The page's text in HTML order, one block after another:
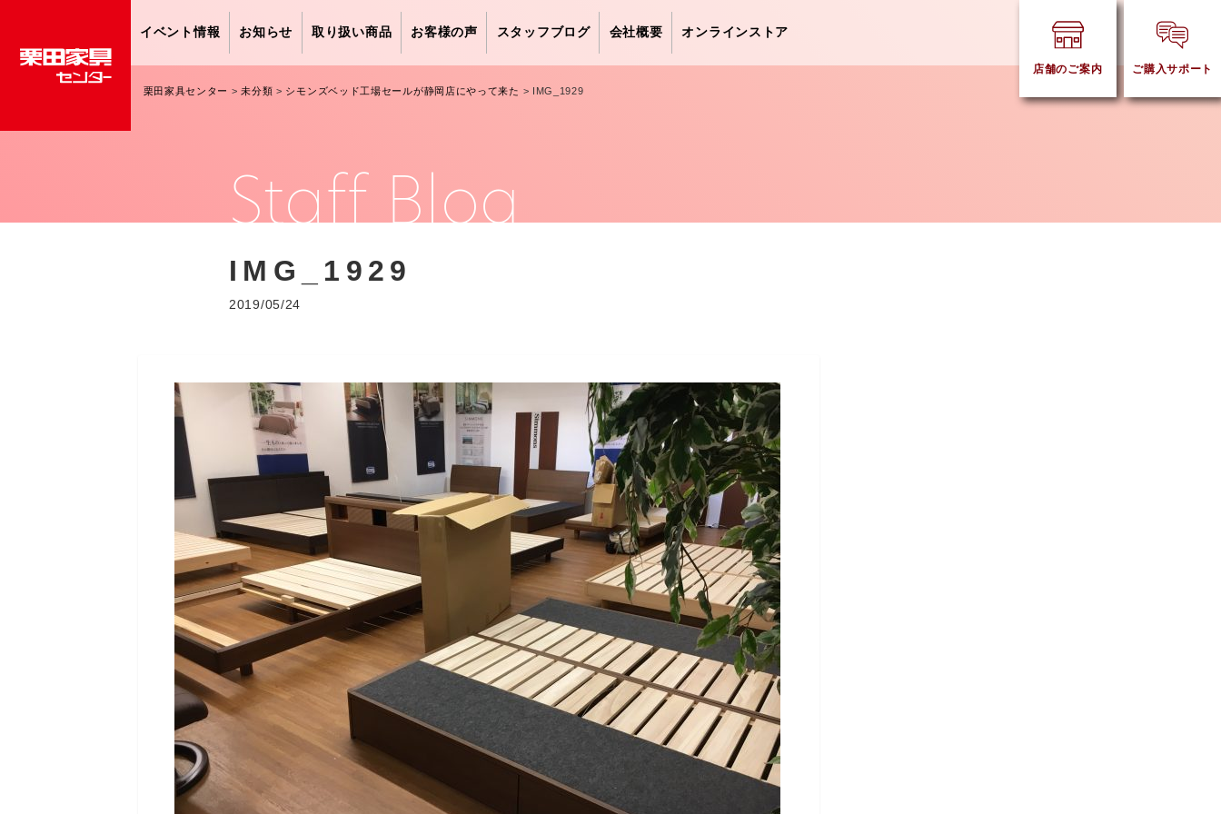
イベント情報 お知らせ 取り扱い商品 お客様の声 スタッフブログ 会社概要 オンラインストア
店舗のご案内 ご購入サポート
栗田家具センター >未分類 > シモンズベッド工場セールが静岡店にやって来た > IMG_1929
Staff Blog
IMG_1929
2019/05/24